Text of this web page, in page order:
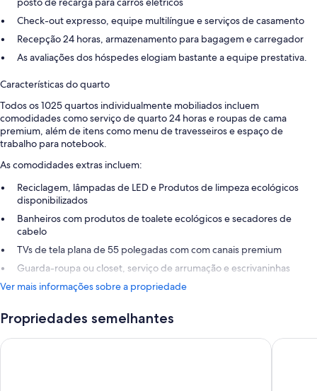
Check-out expresso, equipe multilíngue e serviços de casamento
Recepção 24 horas, armazenamento para bagagem e carregador
As avaliações dos hóspedes elogiam bastante a equipe prestativa.
Características do quarto
Todos os 1025 quartos individualmente mobiliados incluem
comodidades como serviço de quarto 24 horas e roupas de cama
premium, além de itens como menu de travesseiros e espaço de
trabalho para notebook.
As comodidades extras incluem:
Reciclagem, lâmpadas de LED e Produtos de limpeza ecológicos
disponibilizados
Banheiros com produtos de toalete ecológicos e secadores de
cabelo
TVs de tela plana de 55 polegadas com com canais premium
Guarda-roupa ou closet, serviço de arrumação e escrivaninhas
Ver mais informações sobre a propriedade
Propriedades semelhantes
Hyatt Regency Paris Etoile L’Hôtel